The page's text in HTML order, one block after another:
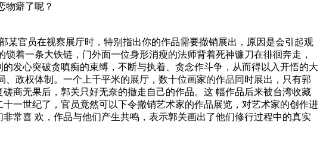
物癖了呢？
某官员在视察展厅时，特别指出你的作品需要撤销展出，原因是会引起观
着一条大铁链，门外面一位身形消瘦的法师背着死神镰刀在徘徊奔走，
发心突破贪嗔痴的束缚，不断与执着、贪念作斗争，从而得以入开悟的大
政权体制。一个上千平米的展厅，数十位画家的作品同时展出，只有郭
商无果后，郭关只好无奈的撤走自己的作品。这 幅作品后来被台湾收藏
一世纪了，官员竟然可以下令撤销艺术家的作品展览，对艺术家的创作进
常喜 欢，作品与他们产生共鸣，表示郭关画出了他们修行过程中的真实